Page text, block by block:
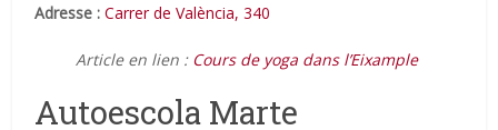
Adresse : Carrer de València, 340
Article en lien : Cours de yoga dans l’Eixample
Autoescola Marte